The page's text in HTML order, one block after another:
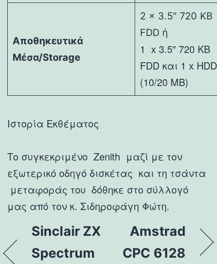
Αποθηκευτικά
Μέσα/Storage
2 x 3.5″ 720 KB
FDD ή
1 x 3.5″ 720 KB
FDD και 1 x HDD
(10/20 MB)
Ιστορία Εκθέματος
Το συγκεκριμένο Zenith μαζί με τον
εξωτερικό οδηγό δισκέτας και τη τσάντα
μεταφοράς του δόθηκε στο σύλλογό
μας από τον κ. Σιδηροφάγη Φώτη.
Sinclair ZX
Spectrum
Amstrad
CPC 6128